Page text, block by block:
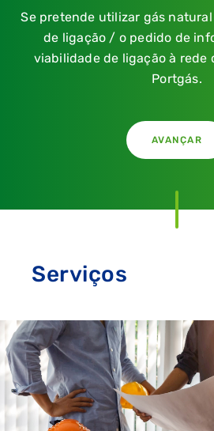
Se pretende utilizar gás
de ligação / o pedido de
viabilidade de ligação à rede
Portgás.
AVANÇAR
Serviços